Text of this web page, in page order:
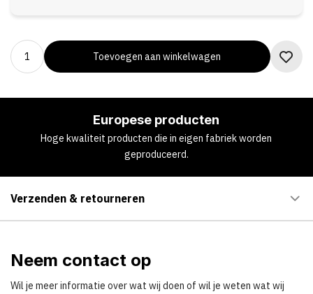
Toevoegen aan winkelwagen
Europese producten
Hoge kwaliteit producten die in eigen fabriek worden
geproduceerd.
Verzenden & retourneren
Neem contact op
Wil je meer informatie over wat wij doen of wil je weten wat wij